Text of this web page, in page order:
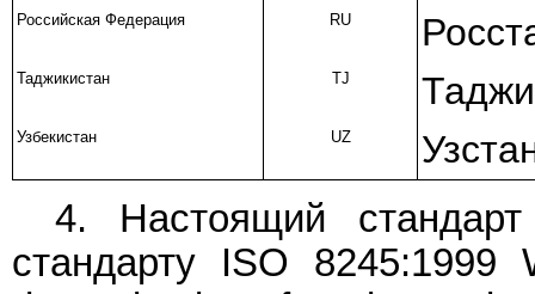
Российская Федерация RU
Таджикистан TJ
Узбекистан UZ
4. Настоящий стандарт
стандарту ISO